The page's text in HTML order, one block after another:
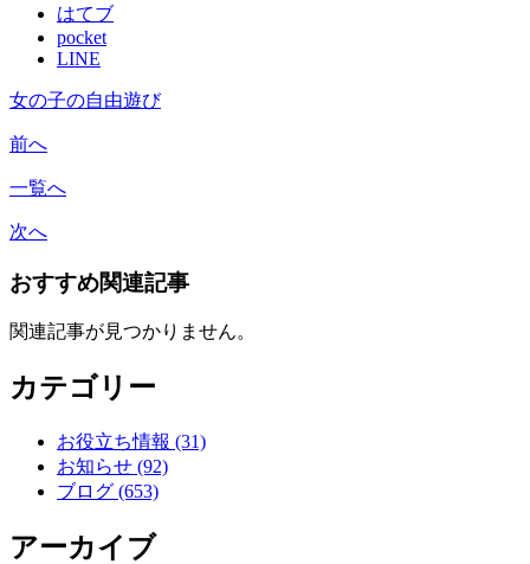
はてブ
pocket
LINE
女の子の自由遊び
前へ
一覧へ
次へ
おすすめ関連記事
関連記事が見つかりません。
カテゴリー
お役立ち情報 (31)
お知らせ (92)
ブログ (653)
アーカイブ